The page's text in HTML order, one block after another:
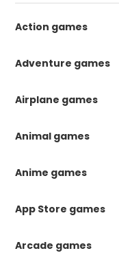
Action games
Adventure games
Airplane games
Animal games
Anime games
App Store games
Arcade games